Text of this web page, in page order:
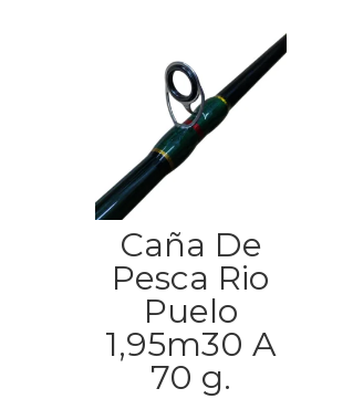
Caña De
Pesca Rio
Puelo
1,95m30 A
70 g.